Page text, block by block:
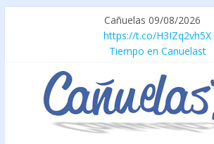
Cañuelas 09/08/2026
https://t.co/H3IZq2vh5X
Tiempo en Canuelast